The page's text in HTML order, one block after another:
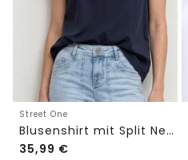
Street One
Blusenshirt mit Split Neck und Volant-Ärmeln
35,99 €